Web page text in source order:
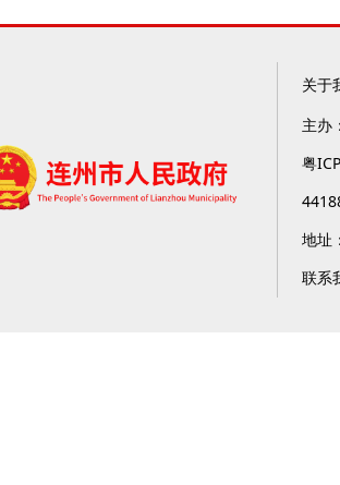
关于
主办
粤
地址
联系